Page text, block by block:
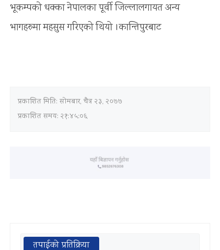
भूकम्पको धक्का नेपालका पूर्वी जिल्लालगायत अन्य
भागहरुमा महसुस गरिएको थियो ।कान्तिपुरबाट
प्रकाशित मिति: सोमबार, चैत्र २३, २०७७
प्रकाशित समय: २१:४५:०६
तपाईको प्रतिक्रिया